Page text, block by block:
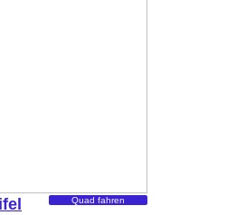
Quad fahren